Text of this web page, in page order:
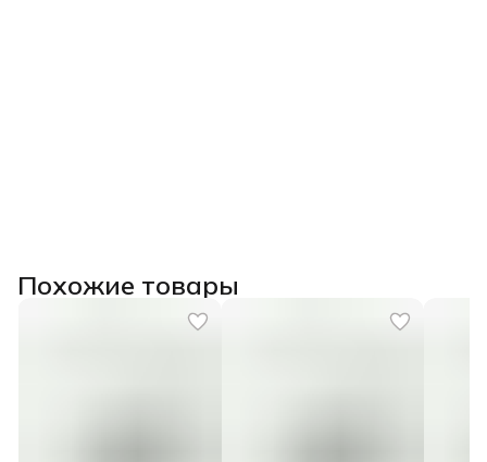
Похожие товары